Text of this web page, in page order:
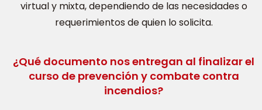
virtual y mixta, dependiendo de las necesidades o
requerimientos de quien lo solicita.
¿Qué documento nos entregan al finalizar el
curso de prevención y combate contra
incendios?